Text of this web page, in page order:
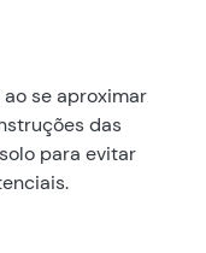
se aproximar
das
para evitar